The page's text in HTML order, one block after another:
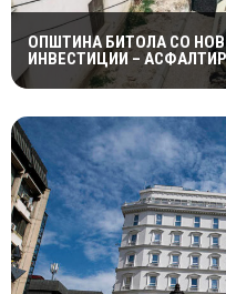
ОПШТИНА БИТОЛА СО
ИНВЕСТИЦИИ –
РЕКОНСТРУКЦИЈАТА